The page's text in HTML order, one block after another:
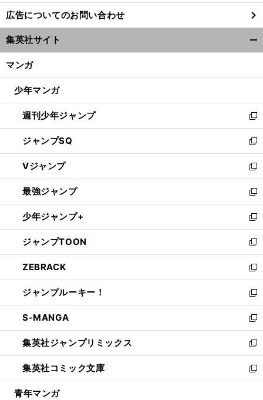
し
い
ウ
ィ
ン
ウ
開
く
広告についてのお問い合わせ
集英社サイト
マンガ
少年マンガ
週刊少年ジャンプ
新
し
い
ウ
ィ
ン
ド
ウ
で
開
く
ジャンプSQ
新
し
い
ウ
ィ
ン
ド
ウ
で
開
く
Vジャンプ
新
し
い
ウ
ィ
ン
ド
ウ
で
開
く
最強ジャンプ
新
し
い
ウ
ィ
ン
ド
ウ
で
開
く
少年ジャンプ+
新
し
い
ウ
ィ
ン
ド
ウ
で
開
く
ジャンプTOON
新
し
い
ウ
ィ
ン
ド
ウ
で
開
く
ZEBRACK
新
し
い
ウ
ィ
ン
ド
ウ
で
開
ジャンプルーキー！
新
し
い
ウ
ィ
ン
ド
ウ
S-MANGA
新
し
い
ウ
ィ
ン
集英社ジャンプリミックス
新
し
い
ウ
集英社コミック文庫
新
し
青年マンガ